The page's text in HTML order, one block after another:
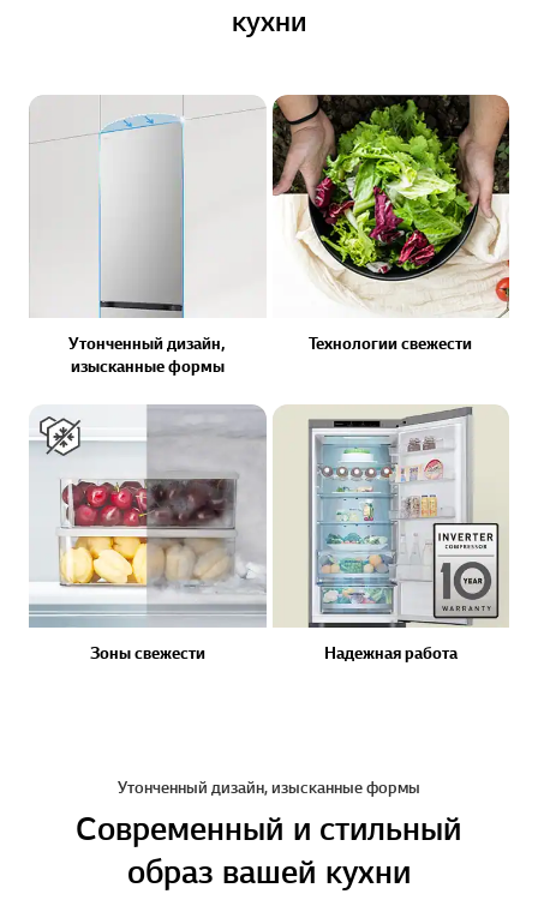
кухни
Утонченный дизайн,
изысканные формы
Технологии свежести
Зоны свежести Надежная работа
Утонченный дизайн, изысканные формы
Современный и стильный
образ вашей кухни